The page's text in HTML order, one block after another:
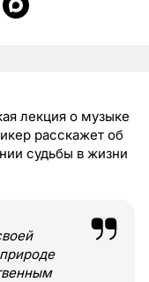
лекция о музыке
расскажет об
судьбы в жизни